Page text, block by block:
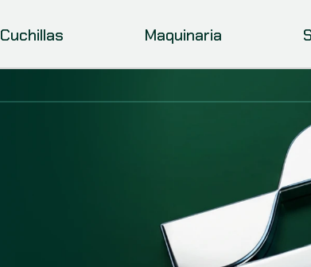
Cuchillas Maquinaria